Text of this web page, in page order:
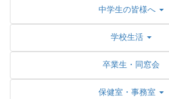
中学生の皆様へ
学校生活
卒業生・同窓会
保健室・事務室